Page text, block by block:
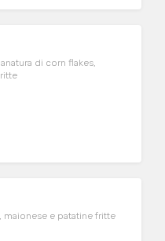
di corn flakes,
e patatine fritte